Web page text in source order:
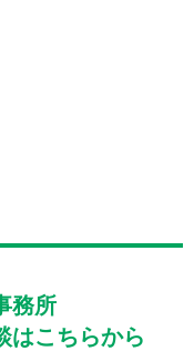
務所
はこちらから